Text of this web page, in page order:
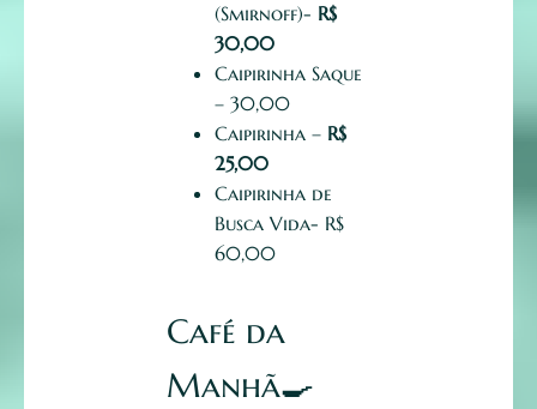
(Smirnoff)- R$
30,00
Caipirinha Saque
– 30,00
Caipirinha – R$
25,00
Caipirinha de
Busca Vida- R$
60,00
Café da
Manhã🍳